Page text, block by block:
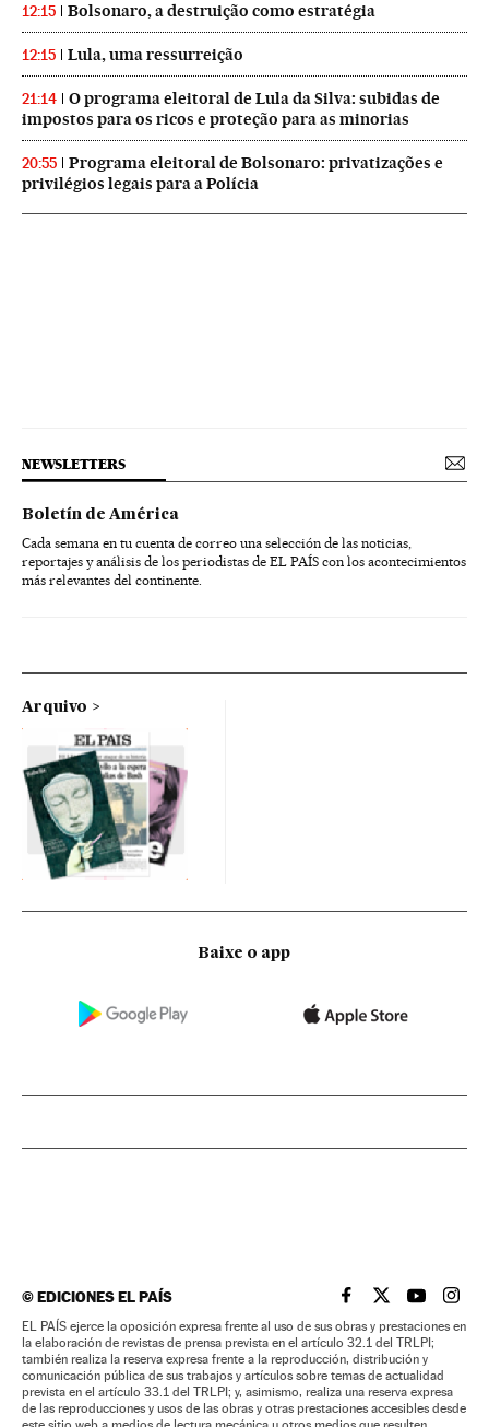
12:15 Bolsonaro, a destruição como estratégia
12:15 Lula, uma ressurreição
21:14
O programa eleitoral de Lula da Silva: subidas de
impostos para os ricos e proteção para as minorias
20:55
Programa eleitoral de Bolsonaro: privatizações e
privilégios legais para a Polícia
NEWSLETTERS
Boletín de América
Cada semana en tu cuenta de correo una selección de las noticias,
reportajes y análisis de los periodistas de EL PAÍS con los acontecimientos
más relevantes del continente.
Arquivo
Baixe o app
©EDICIONES EL PAÍS EL PAÍS BRASIL EN
EL PAÍSEL PAÍS
EL
EL PAÍS ejerce la oposición expresa frente al uso de sus obras y prestaciones en
la elaboración de revistas de prensa prevista en el artículo 32.1 del TRLPI;
también realiza la reserva expresa frente a la reproducción, distribución y
comunicación pública de sus trabajos y artículos sobre temas de actualidad
prevista en el artículo 33.1 del TRLPI; y, asimismo, realiza una reserva expresa
de las reproducciones y usos de las obras y otras prestaciones accesibles desde